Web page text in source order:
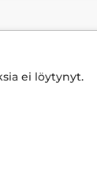
ei löytynyt.